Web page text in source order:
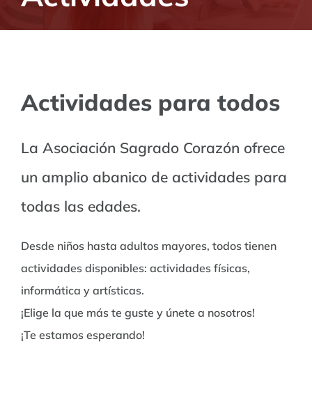
Actividades para todos
La Asociación Sagrado Corazón ofrece
un amplio abanico de actividades para
todas las edades.
Desde niños hasta adultos mayores, todos tienen
actividades disponibles: actividades físicas,
informática y artísticas.
¡Elige la que más te guste y únete a nosotros!
¡Te estamos esperando!